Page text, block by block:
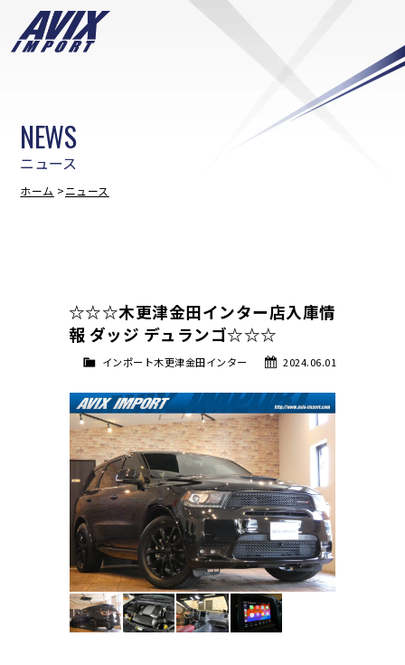
ニュース
NEWS
ホーム ニュース
☆☆☆木更津金田インター店入庫情
報 ダッジ デュランゴ☆☆☆
2024.06.01
インポート木更津金田インター